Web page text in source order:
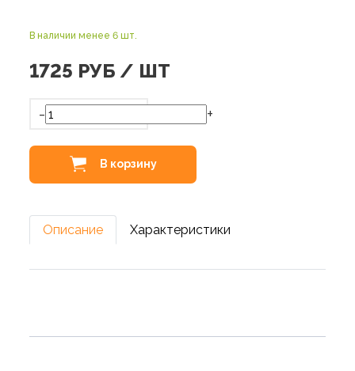
В наличии менее 6 шт.
1725 РУБ / ШТ
- +
В корзину
Описание Характеристики